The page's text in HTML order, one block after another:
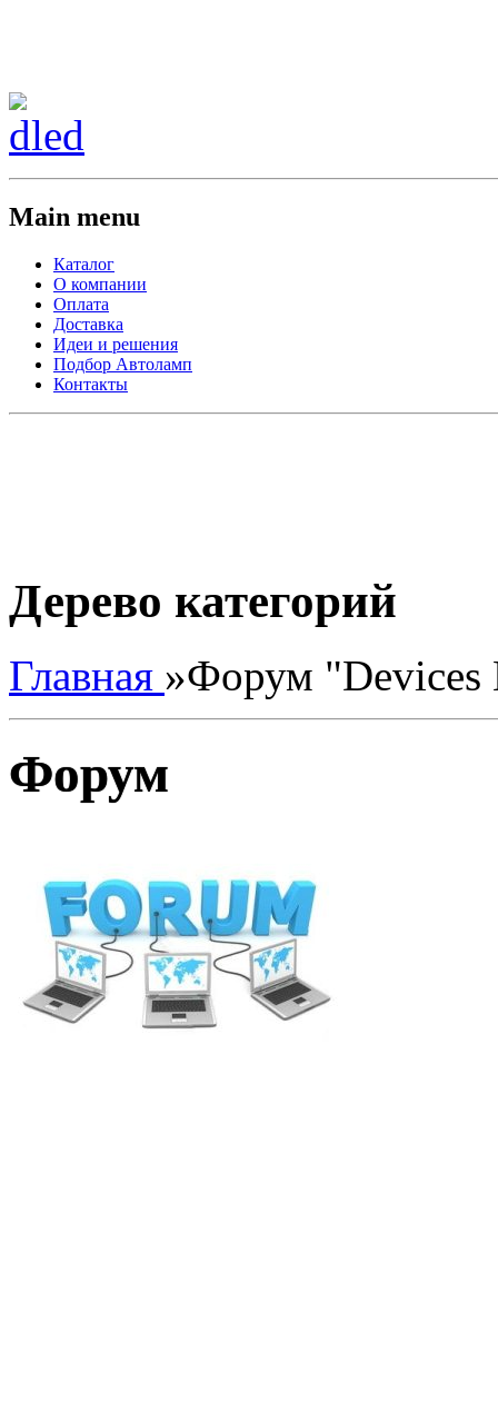
Main menu
Каталог
О компании
Оплата
Доставка
Идеи и решения
Подбор Автоламп
Контакты
Дерево категорий
Главная »Форум "Devices
Форум